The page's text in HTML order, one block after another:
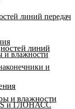
линий передач
и влажности
и
и ГЛОНАСС
линий
и влажности